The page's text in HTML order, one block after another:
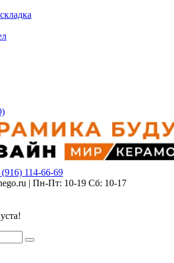
114-66-69
| Пн-Пт: 10-19 Сб: 10-17